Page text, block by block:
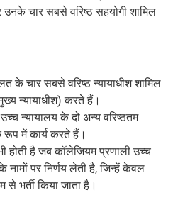
चार सबसे वरिष्ठ सहयोगी शामिल
के चार सबसे वरिष्ठ न्यायाधीश शामिल
न्यायाधीश) करते हैं।
न्यायालय के दो अन्य वरिष्ठतम
रूप में कार्य करते हैं।
होती है जब कॉलेजियम प्रणाली उच्च
नामों पर निर्णय लेती है, जिन्हें केवल
भर्ती किया जाता है।